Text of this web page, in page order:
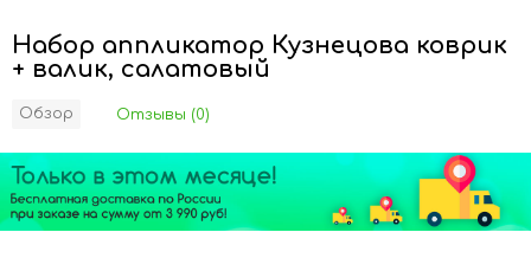
Набор аппликатор Кузнецова коврик
+ валик, салатовый
Обзор Отзывы (0)